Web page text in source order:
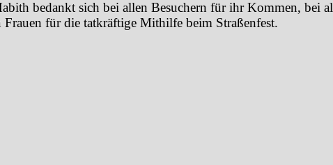
bedankt sich bei allen Besuchern für ihr Kommen, bei
Frauen für die tatkräftige Mithilfe beim Straßenfest.